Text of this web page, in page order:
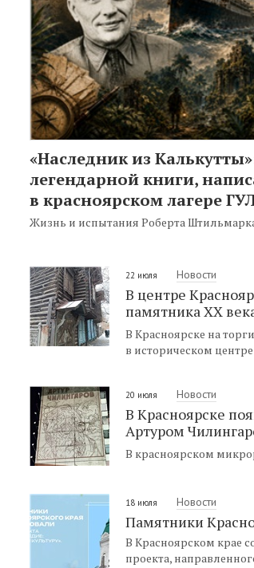
«Наследник из
легендарной книги,
в красноярском лагере
Жизнь и испытания Роберта
22 июля Новости
В центре
памятника XX
В Красноярске на
в историческом
20 июля Новости
В Красноярске
Артуром
В красноярском
18 июля Новости
Памятники
В Красноярском крае
проекта,